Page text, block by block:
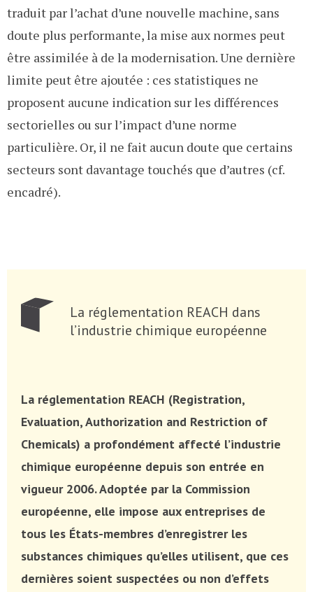
traduit par l’achat d’une nouvelle machine, sans
doute plus performante, la mise aux normes peut
être assimilée à de la modernisation. Une dernière
limite peut être ajoutée : ces statistiques ne
proposent aucune indication sur les différences
sectorielles ou sur l’impact d’une norme
particulière. Or, il ne fait aucun doute que certains
secteurs sont davantage touchés que d’autres (cf.
encadré).
La réglementation REACH dans
l’industrie chimique européenne
La réglementation REACH (Registration,
Evaluation, Authorization and Restriction of
Chemicals) a profondément affecté l’industrie
chimique européenne depuis son entrée en
vigueur 2006. Adoptée par la Commission
européenne, elle impose aux entreprises de
tous les États-membres d’enregistrer les
substances chimiques qu’elles utilisent, que ces
dernières soient suspectées ou non d’effets